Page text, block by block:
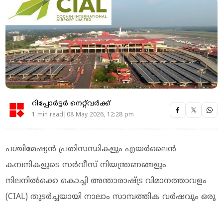
റിപ്പോർട്ടർ നെറ്റ്‌വര്‍ക്ക്‌
1 min read|08 May 2026, 12:28 pm
പശ്ചിമേഷ്യൻ പ്രതിസന്ധികളും എയർലൈൻ
കമ്പനികളുടെ സർവീസ് നിയന്ത്രണങ്ങളും
നിലനിൽക്കെ കൊച്ചി അന്താരാഷ്ട്ര വിമാനത്താവളം
(CIAL) തുടർച്ചയായി നാലാം സാമ്പത്തിക വർഷവും ഒരു